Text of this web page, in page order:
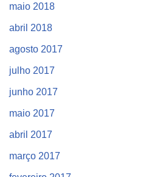
maio 2018
abril 2018
agosto 2017
julho 2017
junho 2017
maio 2017
abril 2017
março 2017